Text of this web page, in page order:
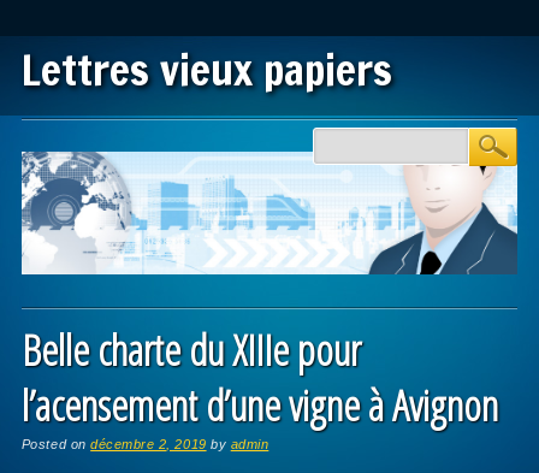
Lettres vieux papiers
Main menu
Belle charte du XIIIe pour
l’acensement d’une vigne à Avignon
Posted ondécembre 2, 2019 by admin